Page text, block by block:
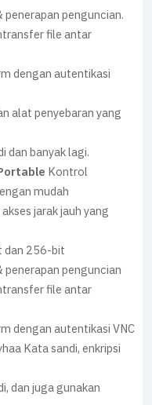
penguncian.
file antar
dengan autentikasi
alat penyebaran yang
dan banyak lagi.
Kontrol
mudah
jarak jauh yang
dan 256-bit
penguncian
file antar
dengan autentikasi VNC
Kata sandi, enkripsi
dan juga gunakan